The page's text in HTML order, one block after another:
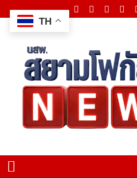
to
content
TH